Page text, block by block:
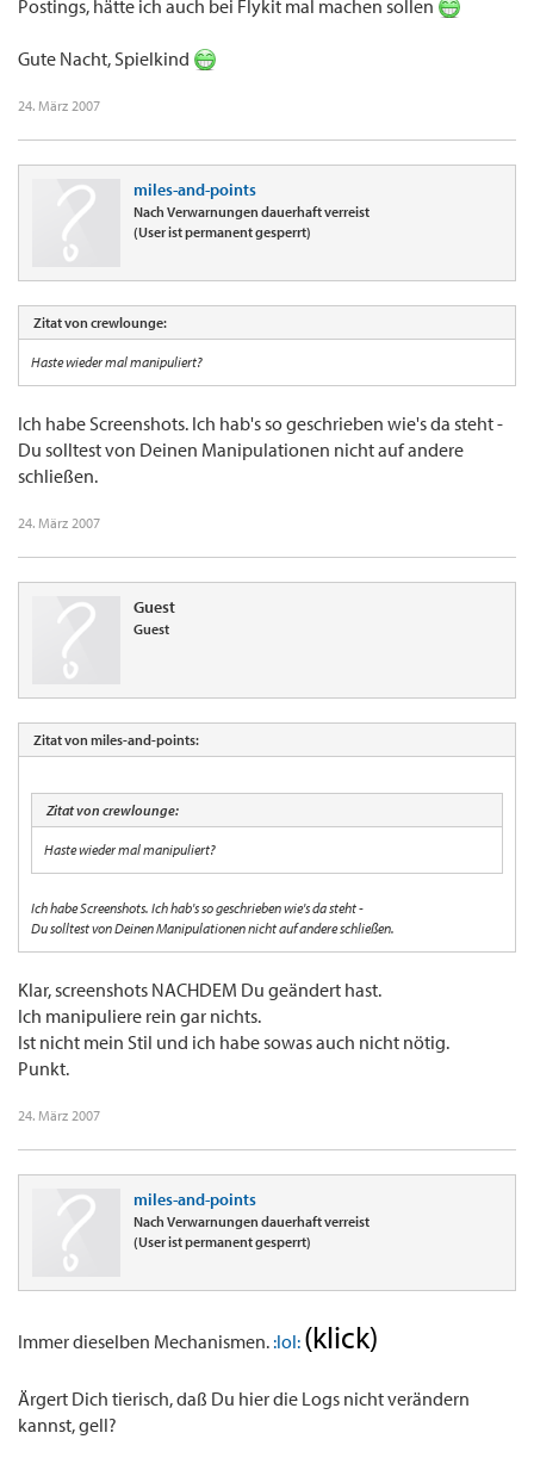
Postings, hätte ich auch bei Flykit mal machen sollen
Gute Nacht, Spielkind
24. März 2007
miles-and-points
Nach Verwarnungen dauerhaft verreist
(User ist permanent gesperrt)
Zitat von crewlounge:
Haste wieder mal manipuliert?
Ich habe Screenshots. Ich hab's so geschrieben wie's da steht -
Du solltest von Deinen Manipulationen nicht auf andere
schließen.
24. März 2007
Guest
Guest
Zitat von miles-and-points:
Zitat von crewlounge:
Haste wieder mal manipuliert?
Ich habe Screenshots. Ich hab's so geschrieben wie's da steht -
Du solltest von Deinen Manipulationen nicht auf andere schließen.
Klar, screenshots NACHDEM Du geändert hast.
Ich manipuliere rein gar nichts.
Ist nicht mein Stil und ich habe sowas auch nicht nötig.
Punkt.
24. März 2007
miles-and-points
Nach Verwarnungen dauerhaft verreist
(User ist permanent gesperrt)
Immer dieselben Mechanismen. :lol: (klick)
Ärgert Dich tierisch, daß Du hier die Logs nicht verändern
kannst, gell?